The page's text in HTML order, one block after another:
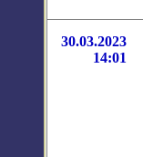
30.03.2023
14:01